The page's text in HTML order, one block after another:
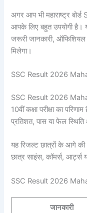
अगर आप भी महाराष्ट्र
आपके लिए बहुत उपयोगी है।
जरूरी जानकारी,
मिलेगा।
SSC Result 2026
SSC Result 2026
10वीं कक्षा परीक्षा का
प्रतिशत, पास या फेल
यह रिजल्ट छात्रों के आगे की
छात्र साइंस, कॉमर्स, आर्ट्स
SSC Result 2026
जानकारी